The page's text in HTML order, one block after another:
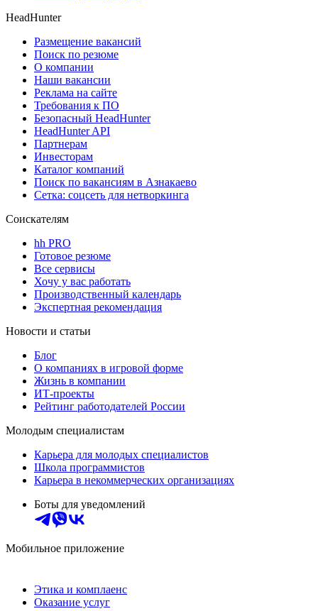
HeadHunter
Размещение вакансий
Поиск по резюме
О компании
Наши вакансии
Реклама на сайте
Требования к ПО
Безопасный HeadHunter
HeadHunter API
Партнерам
Инвесторам
Каталог компаний
Поиск по вакансиям в Азнакаево
Сетка: соцсеть для нетворкинга
Соискателям
hh PRO
Готовое резюме
Все сервисы
Хочу у вас работать
Производственный календарь
Экспертная рекомендация
Новости и статьи
Блог
О компаниях в игровой форме
Жизнь в компании
ИТ-проекты
Рейтинг работодателей России
Молодым специалистам
Карьера для молодых специалистов
Школа программистов
Карьера в некоммерческих организациях
Боты для уведомлений
Мобильное приложение
Этика и комплаенс
Оказание услуг